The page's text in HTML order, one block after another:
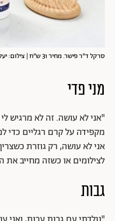
סרקל ד"ר פישר. מחיר 31 ש"ח | צילום: יעל האן
מני פדי
"אני לא עושה. זה לא מרגיש
מקפידה על קרם רגליים כדי
אני לא עושה, רק גוזרת
לצילומים או כשזה מחייב
גבות